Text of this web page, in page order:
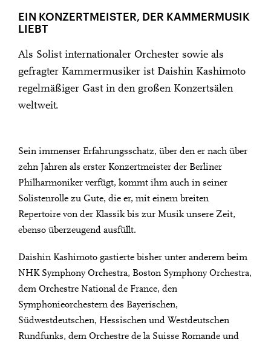
EIN KONZERTMEISTER, DER KAMMERMUSIK
LIEBT
Als Solist internationaler Orchester sowie als
gefragter Kammermusiker ist Daishin Kashimoto
regelmäßiger Gast in den großen Konzertsälen
weltweit.
Sein immenser Erfahrungsschatz, über den er nach über
zehn Jahren als erster Konzertmeister der Berliner
Philharmoniker verfügt, kommt ihm auch in seiner
Solistenrolle zu Gute, die er, mit einem breiten
Repertoire von der Klassik bis zur Musik unsere Zeit,
ebenso überzeugend ausfüllt.
Daishin Kashimoto gastierte bisher unter anderem beim
NHK Symphony Orchestra, Boston Symphony Orchestra,
dem Orchestre National de France, den
Symphonieorchestern des Bayerischen,
Südwestdeutschen, Hessischen und Westdeutschen
Rundfunks, dem Orchestre de la Suisse Romande und